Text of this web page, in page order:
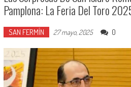
Pamplona: La Feria Del Toro
SAN FERMÍN 27 mayo, 2025 0